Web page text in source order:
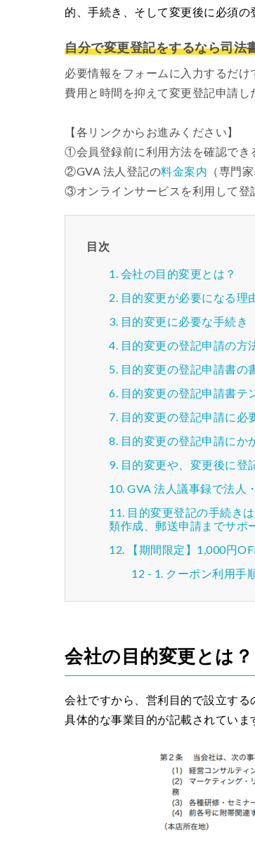
的、手続き、そして変更後に必須の
自分で変更登記をするなら司法
必要情報をフォームに入力するだけ
費用と時間を抑えて変更登記申請し
【各リンクからお進みください】
①会員登録前に利用方法を確認でき
②GVA 法人登記の料金案内 （専門
③オンラインサービスを利用して登
目次
会社の目的変更とは？
目的変更が必要になる理
目的変更に必要な手続き
目的変更の登記申請の方
目的変更の登記申請書の
目的変更の登記申請書テ
目的変更の登記申請に必
目的変更の登記申請にか
目的変更や、変更後に登
GVA 法人議事録で法人
目的変更登記の手続き
類作成、郵送申請までサポ
【期間限定】1,000円
クーポン利用手
会社の目的変更とは？
会社ですから、営利目的で設立す
具体的な事業目的が記載されていま